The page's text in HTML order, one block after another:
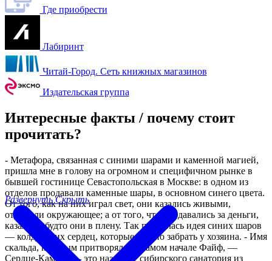
Где приобрести
Лабиринт
Читай-Город. Сеть книжных магазинов
Издательская группа
Интересные факты / почему стоит
прочитать?
- Метафора, связанная с синими шарами и каменной магией,
пришла мне в голову на огромном и специфичном рынке в
бывшей гостинице Севастопольская в Москве: в одном из
отделов продавали каменные шары, в основном синего цвета.
От того, как на них играл свет, они казались живыми,
отражали окружающее; а от того, что продавались за деньги,
казалось, будто они в плену. Так появилась идея синих шаров
— колдовских сердец, которые можно забрать у хозяина. - Имя
скальда, которым притворялся в самом начале Файф, —
Сердце-Камень — это название сибирского санатория из
Развернуть Скрыть